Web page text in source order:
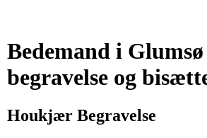
Bedemand i
begravelse og
Houkjær Begravelse